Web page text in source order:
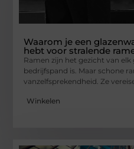
Waarom je een
hebt voor stralende
Ramen zijn het gezicht van
bedrijfspand is. Maar schone
vanzelfsprekendheid. Ze
Winkelen